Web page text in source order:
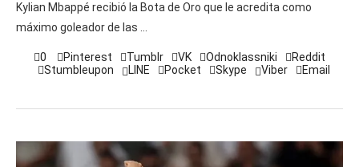
Kylian Mbappé recibió la Bota de Oro que le acredita como
máximo goleador de las …
0 Pinterest Tumblr VK Odnoklassniki
Reddit
Stumbleupon
LINE Pocket Skype Viber Email